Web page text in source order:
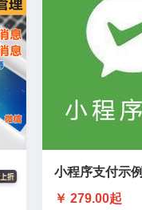
小程序支付示例
￥ 279.00起